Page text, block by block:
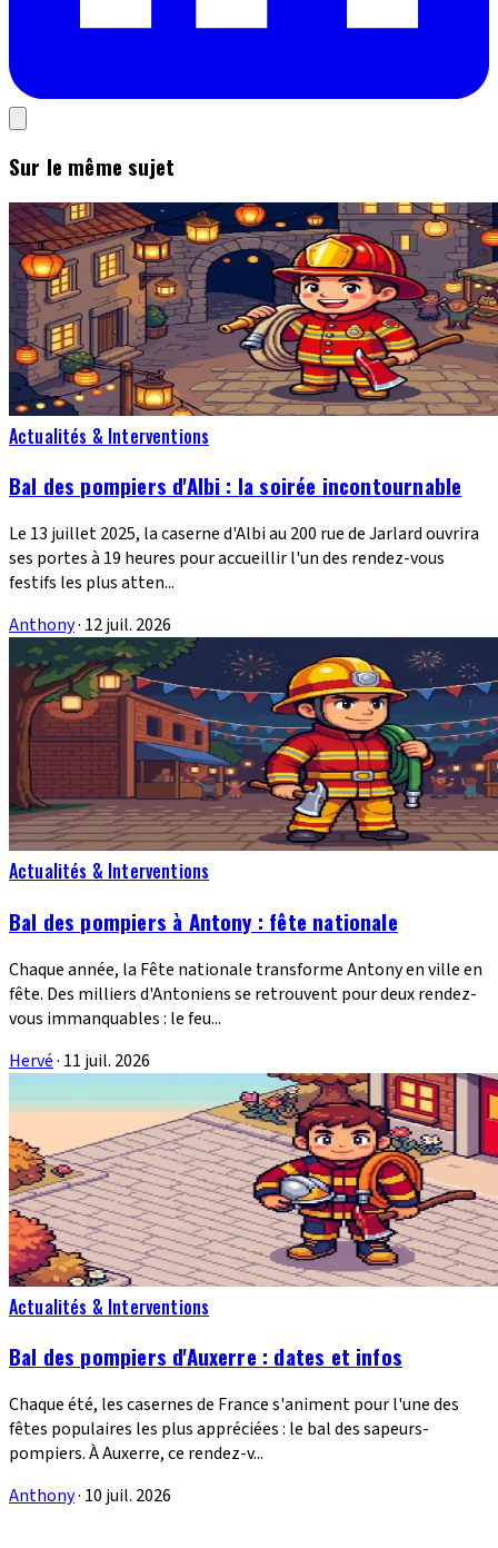
Sur le même sujet
Actualités & Interventions
Bal des pompiers d'Albi : la soirée incontournable
Le 13 juillet 2025, la caserne d'Albi au 200 rue de Jarlard ouvrira
ses portes à 19 heures pour accueillir l'un des rendez-vous
festifs les plus atten...
Anthony· 12 juil. 2026
Actualités & Interventions
Bal des pompiers à Antony : fête nationale
Chaque année, la Fête nationale transforme Antony en ville en
fête. Des milliers d'Antoniens se retrouvent pour deux rendez-
vous immanquables : le feu...
Hervé· 11 juil. 2026
Actualités & Interventions
Bal des pompiers d'Auxerre : dates et infos
Chaque été, les casernes de France s'animent pour l'une des
fêtes populaires les plus appréciées : le bal des sapeurs-
pompiers. À Auxerre, ce rendez-v...
Anthony· 10 juil. 2026